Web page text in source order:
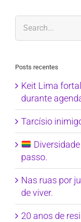
for:
Posts recentes
Keit Lima
durante
Tarcísio
passo.
Nas ruas por
de viver.
20 anos de